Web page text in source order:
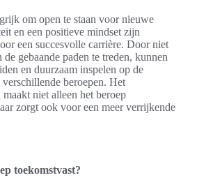
om open te staan voor nieuwe
en een positieve mindset zijn
een succesvolle carrière. Door niet
gebaande paden te treden, kunnen
en duurzaam inspelen op de
beroepen. Het
maakt niet alleen het beroep
zorgt ook voor een meer verrijkende
toekomstvast?